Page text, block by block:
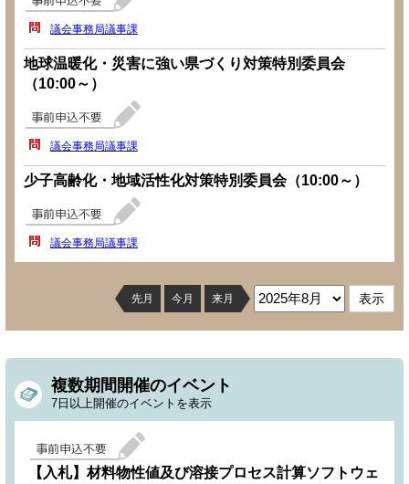
議会事務局議事課
地球温暖化・災害に強い県づくり対策特別委員会
（10:00～）
議会事務局議事課
少子高齢化・地域活性化対策特別委員会（10:00～）
議会事務局議事課
先月 今月 来月
複数期間開催のイベント
7日以上開催のイベントを表示
【入札】材料物性値及び溶接プロセス計算ソフトウェ